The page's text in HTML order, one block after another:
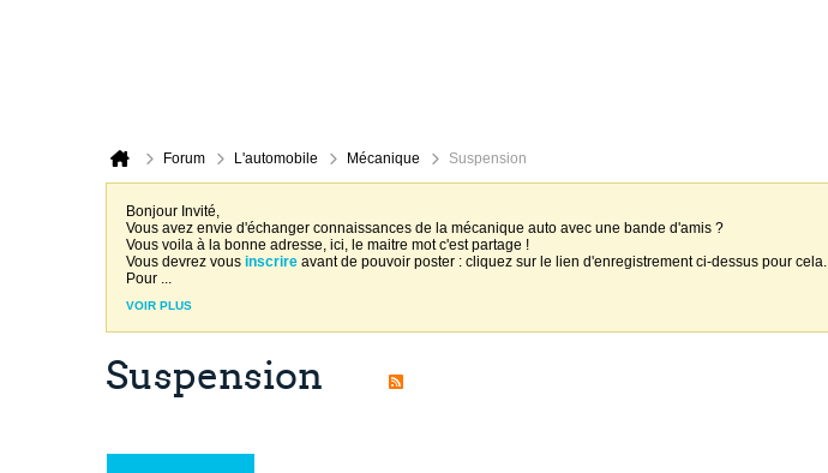
Forum L'automobile Mécanique Suspension
Bonjour Invité,
Vous avez envie d'échanger connaissances de la mécanique auto avec une bande d'amis ?
Vous voila à la bonne adresse, ici, le maitre mot c'est partage !
Vous devrez vous inscrire avant de pouvoir poster : cliquez sur le lien d'enregistrement ci-dessus pour cela.
Pour ...
VOIR PLUS
Suspension